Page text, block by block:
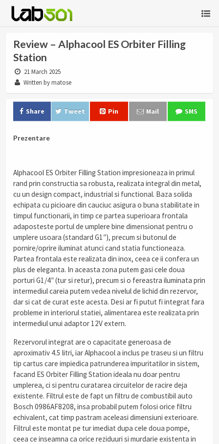
Review – Alphacool ES Orbiter Filling
Station
21 March 2025
Written by matose
Share Tweet Pin Mail SMS
Prezentare
Alphacool ES Orbiter Filling Station impresioneaza in primul
rand prin constructia sa robusta, realizata integral din metal,
cu un design compact, industrial si functional. Baza solida
echipata cu picioare din cauciuc asigura o buna stabilitate in
timpul functionarii, in timp ce partea superioara frontala
adaposteste portul de umplere bine dimensionat pentru o
umplere usoara (standard G1″), precum si butonul de
pornire/oprire iluminat atunci cand statia functioneaza.
Partea frontala este realizata din inox, ceea ce ii confera un
plus de eleganta. In aceasta zona putem gasi cele doua
porturi G1/4″ (tur si retur), precum si o fereastra iluminata prin
intermediul careia putem vedea nivelul de lichid din rezervor,
dar si cat de curat este acesta. Desi ar fi putut fi integrat fara
probleme in interiorul statiei, alimentarea este realizata prin
intermediul unui adaptor 12V extern.
Rezervorul integrat are o capacitate generoasa de
aproximativ 4.5 litri, iar Alphacool a inclus pe traseu si un filtru
tip cartus care impiedica patrunderea impuritatilor in sistem,
facand ES Orbiter Filling Station ideala nu doar pentru
umplerea, ci si pentru curatarea circuitelor de racire deja
existente. Filtrul este de fapt un filtru de combustibil auto
Bosch 0986AF8208, insa probabil putem folosi orice filtru
echivalent, cat timp pastram aceleasi dimensiuni exterioare.
Filtrul este montat pe tur imediat dupa cele doua pompe,
ceea ce inseamna ca orice reziduuri si murdarie existenta in